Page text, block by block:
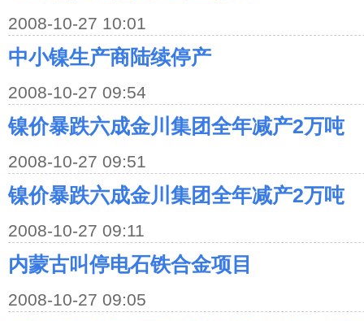
2008-10-27 10:01
中小镍生产商陆续停产
2008-10-27 09:54
镍价暴跌六成金川集团全年减产2万吨
2008-10-27 09:51
镍价暴跌六成金川集团全年减产2万吨
2008-10-27 09:11
内蒙古叫停电石铁合金项目
2008-10-27 09:05